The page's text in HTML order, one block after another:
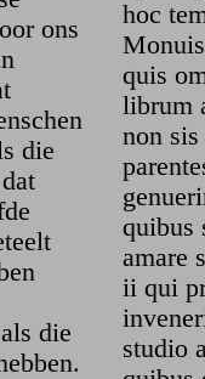
ons
die
die
hoc
quis
librum
non
quibus
amare
ii qui
studio